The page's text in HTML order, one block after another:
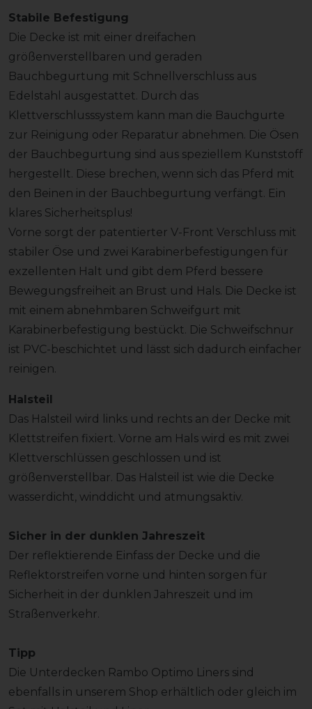
Stabile Befestigung
Die Decke ist mit einer dreifachen
größenverstellbaren und geraden
Bauchbegurtung mit Schnellverschluss aus
Edelstahl ausgestattet. Durch das
Klettverschlusssystem kann man die Bauchgurte
zur Reinigung oder Reparatur abnehmen. Die Ösen
der Bauchbegurtung sind aus speziellem Kunststoff
hergestellt. Diese brechen, wenn sich das Pferd mit
den Beinen in der Bauchbegurtung verfängt. Ein
klares Sicherheitsplus!
Vorne sorgt der patentierter V-Front Verschluss mit
stabiler Öse und zwei Karabinerbefestigungen für
exzellenten Halt und gibt dem Pferd bessere
Bewegungsfreiheit an Brust und Hals. Die Decke ist
mit einem abnehmbaren Schweifgurt mit
Karabinerbefestigung bestückt. Die Schweifschnur
ist PVC-beschichtet und lässt sich dadurch einfacher
reinigen.
Halsteil
Das Halsteil wird links und rechts an der Decke mit
Klettstreifen fixiert. Vorne am Hals wird es mit zwei
Klettverschlüssen geschlossen und ist
größenverstellbar. Das Halsteil ist wie die Decke
wasserdicht, winddicht und atmungsaktiv.
Sicher in der dunklen Jahreszeit
Der reflektierende Einfass der Decke und die
Reflektorstreifen vorne und hinten sorgen für
Sicherheit in der dunklen Jahreszeit und im
Straßenverkehr.
Tipp
Die Unterdecken Rambo Optimo Liners sind
ebenfalls in unserem Shop erhältlich oder gleich im